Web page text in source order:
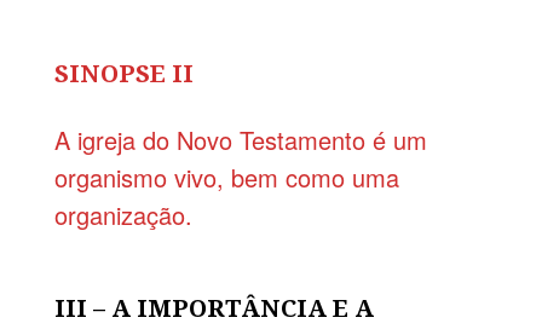
SINOPSE II
A igreja do Novo Testamento é um
organismo vivo, bem como uma
organização.
III – A IMPORTÂNCIA E A